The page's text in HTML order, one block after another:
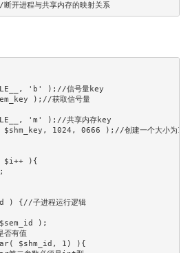
进程与共享内存的映射关系
'b' );//信号量key
);//获取信号量
'm' );//共享内存key
1024, 0666 );//创建一个大小为1024字
){
{//子进程运行逻辑